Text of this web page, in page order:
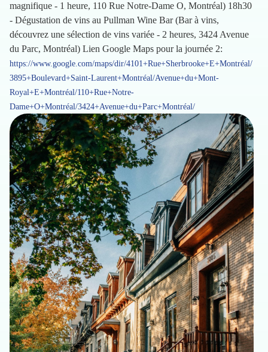
magnifique - 1 heure, 110 Rue Notre-Dame O, Montréal) 18h30
- Dégustation de vins au Pullman Wine Bar (Bar à vins,
découvrez une sélection de vins variée - 2 heures, 3424 Avenue
du Parc, Montréal) Lien Google Maps pour la journée 2:
https://www.google.com/maps/dir/4101+Rue+Sherbrooke+E+Montréal/
3895+Boulevard+Saint-Laurent+Montréal/Avenue+du+Mont-
Royal+E+Montréal/110+Rue+Notre-
Dame+O+Montréal/3424+Avenue+du+Parc+Montréal/